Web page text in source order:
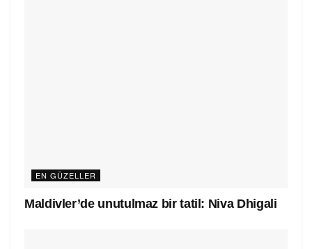
EN GÜZELLER
Maldivler’de unutulmaz bir tatil: Niva Dhigali